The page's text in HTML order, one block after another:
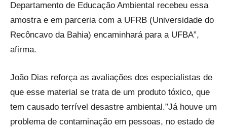
Departamento de Educação Ambiental recebeu essa
amostra e em parceria com a UFRB (Universidade do
Recôncavo da Bahia) encaminhará para a UFBA”,
afirma.
João Dias reforça as avaliações dos especialistas de
que esse material se trata de um produto tóxico, que
tem causado terrível desastre ambiental.”Já houve um
problema de contaminação em pessoas, no estado de